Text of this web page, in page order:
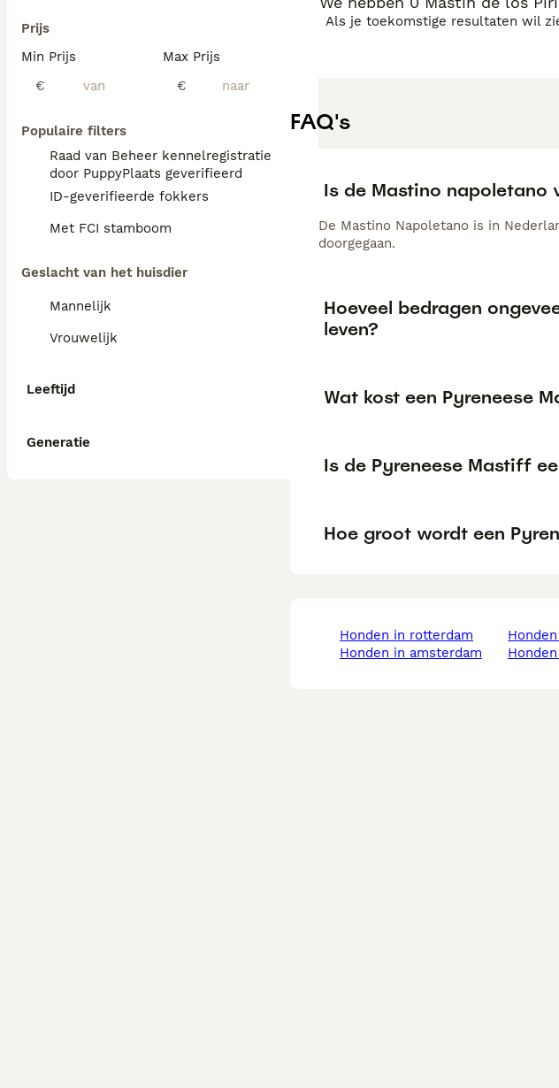
Prijs
Min Prijs
€
Max Prijs
€
Populaire filters
Raad van Beheer kennelregistratie
door PuppyPlaats geverifieerd
ID-geverifieerde fokkers
Met FCI stamboom
Geslacht van het huisdier
Mannelijk
Vrouwelijk
Leeftijd
Generatie
Als je toekomstige resultaten wil
FAQ's
Is de Mastino napoletano
De Mastino Napoletano is in
doorgegaan.
Hoeveel bedragen
leven?
Wat kost een Pyreneese
Is de Pyreneese Mastiff
Hoe groot wordt een
honden in rotterdam
honden in amsterdam